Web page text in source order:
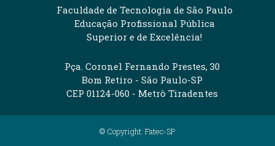
Faculdade de Tecnologia de São Paulo
Educação Profissional Pública
Superior e de Excelência!
Pça. Coronel Fernando Prestes, 30
Bom Retiro - São Paulo-SP
CEP 01124-060 - Metrô Tiradentes
© Copyright: Fatec-SP